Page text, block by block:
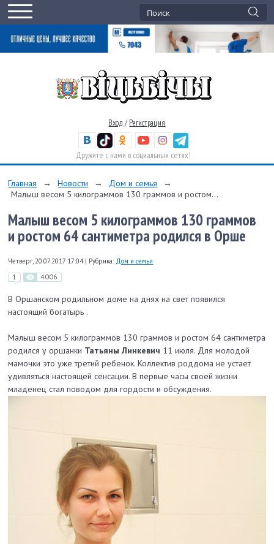
Вход / Регистрация
Дружите с нами в социальных сетях!
Главная → Новости → Дом и семья
→
Малыш весом 5 килограммов 130 граммов и ростом...
Малыш весом 5 килограммов 130 граммов
и ростом 64 сантиметра родился в Орше
Четверг, 20.07.2017 17:04 | Рубрика: Дом и семья
1 4006
В Оршанском родильном доме на днях на свет появился
настоящий богатырь .
Малыш весом 5 килограммов 130 граммов и ростом 64 сантиметра
родился у оршанки Татьяны Линкевич 11 июля. Для молодой
мамочки это уже третий ребенок. Коллектив роддома не устает
удивляться настоящей сенсации. В первые часы своей жизни
младенец стал поводом для гордости и обсуждения.